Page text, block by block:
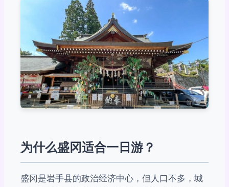
为什么盛冈适合一日游？
盛冈是岩手县的政治经济中心，但人口不多，城